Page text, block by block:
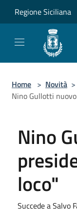
Regione Siciliana
Home > Novità >
Nino Gullotti
Nino
loco"
Succede a Salvo